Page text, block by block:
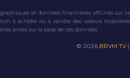
graphiques et données financières affichés
à acheter ou à vendre des valeurs
prises sur la base de ces données.
© 2026 BRVM TV|